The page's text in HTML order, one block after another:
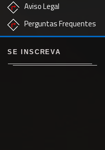
Aviso Legal
Perguntas Frequentes
SE INSCREVA